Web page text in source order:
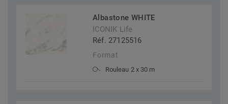
Albastone WHITE
ICONIK Life
Réf. 27125516
Format
Rouleau 2 x 30 m